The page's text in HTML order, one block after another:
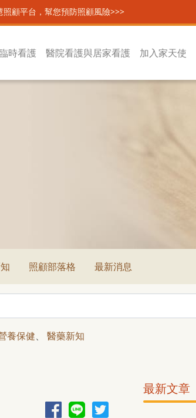
顧平台，幫您預防照顧風險>>>
時看護 醫院看護與居家看護 加入家天使
照顧部落格 最新消息
養保健、 醫藥新知
最新文章